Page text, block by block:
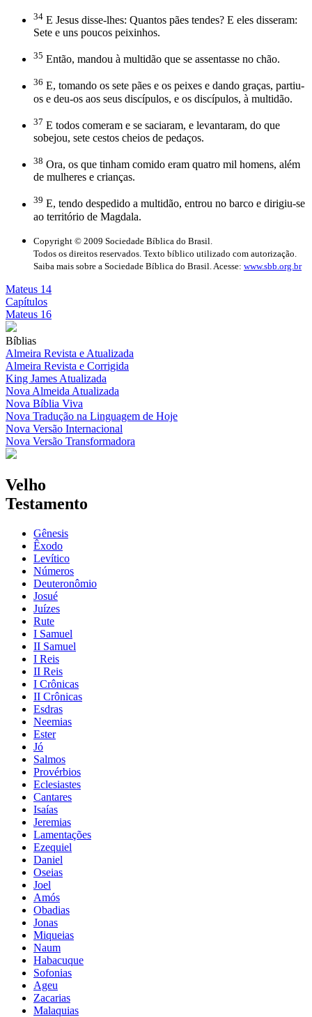
34 E Jesus disse-lhes: Quantos pães tendes? E eles disseram:
Sete e uns poucos peixinhos.
35 Então, mandou à multidão que se assentasse no chão.
36 E, tomando os sete pães e os peixes e dando graças, partiu-
os e deu-os aos seus discípulos, e os discípulos, à multidão.
37 E todos comeram e se saciaram, e levantaram, do que
sobejou, sete cestos cheios de pedaços.
38 Ora, os que tinham comido eram quatro mil homens, além
de mulheres e crianças.
39 E, tendo despedido a multidão, entrou no barco e dirigiu-se
ao território de Magdala.
Copyright © 2009 Sociedade Bíblica do Brasil.
Todos os direitos reservados. Texto bíblico utilizado com autorização.
Saiba mais sobre a Sociedade Bíblica do Brasil. Acesse: www.sbb.org.br
Mateus 14
Capítulos
Mateus 16
Bíblias
Almeira Revista e Atualizada
Almeira Revista e Corrigida
King James Atualizada
Nova Almeida Atualizada
Nova Bíblia Viva
Nova Tradução na Linguagem de Hoje
Nova Versão Internacional
Nova Versão Transformadora
Velho
Testamento
Gênesis
Êxodo
Levítico
Números
Deuteronômio
Josué
Juízes
Rute
I Samuel
II Samuel
I Reis
II Reis
I Crônicas
II Crônicas
Esdras
Neemias
Ester
Jó
Salmos
Provérbios
Eclesiastes
Cantares
Isaías
Jeremias
Lamentações
Ezequiel
Daniel
Oseias
Joel
Amós
Obadias
Jonas
Miqueias
Naum
Habacuque
Sofonias
Ageu
Zacarias
Malaquias